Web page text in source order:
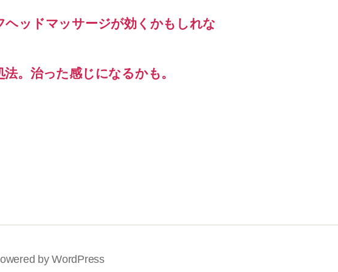
ヘッドマッサージが効くかもしれな
。治った感じになるかも。
by WordPress